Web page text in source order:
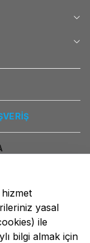
yasal
ile
bilgi almak için